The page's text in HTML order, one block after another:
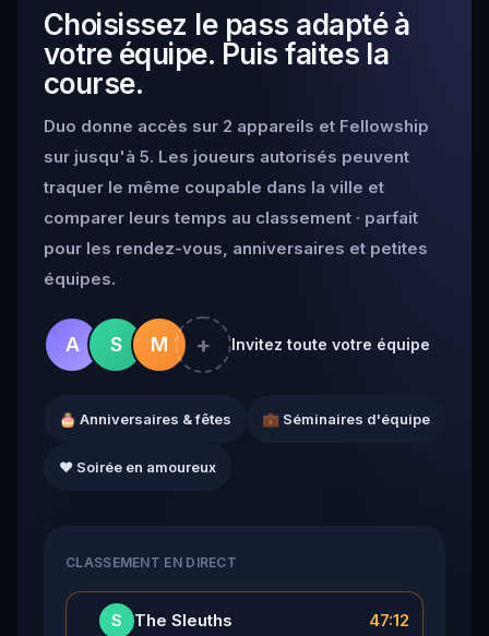
Choisissez le pass adapté à
votre équipe. Puis faites la
course.
Duo donne accès sur 2 appareils et Fellowship
sur jusqu'à 5. Les joueurs autorisés peuvent
traquer le même coupable dans la ville et
comparer leurs temps au classement · parfait
pour les rendez-vous, anniversaires et petites
équipes.
A S M + Invitez toute votre équipe
🎂 Anniversaires & fêtes 💼 Séminaires d'équipe
❤️ Soirée en amoureux
CLASSEMENT EN DIRECT
S The Sleuths 47:12